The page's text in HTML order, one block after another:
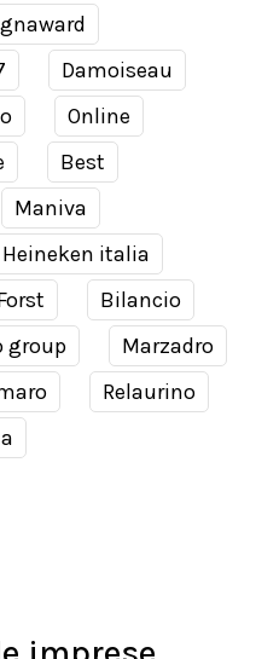
Damoiseau
Online
Best
Maniva
Heineken italia
Bilancio
group
Marzadro
Relaurino